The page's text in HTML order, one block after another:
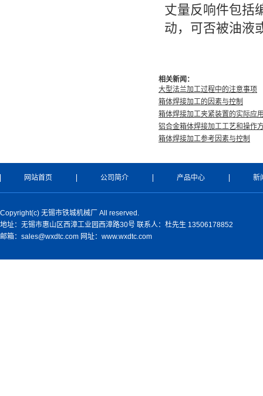
丈量反响件包括
动，可否被油液
相关新闻：
大型法兰加工过程中的注意事项
箱体焊接加工的因素与控制
箱体焊接加工夹紧装置的实际应
铝合金箱体焊接加工工艺和操作
箱体焊接加工参考因素与控制
网站首页 公司简介 产品中心 新
Copyright(c) 无锡市铁城机械厂 All reserved.
地址：无锡市惠山区西漳工业园西漳路30号 联系人：杜先生 13506178852
邮箱：sales@wxdtc.com 网址：www.wxdtc.com